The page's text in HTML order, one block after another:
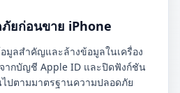
ยก่อนขาย iPhone
มูลสำคัญและล้างข้อมูลในเครื่อง
จากบัญชี Apple ID และปิดฟังก์ชัน
ไปตามมาตรฐานความปลอดภัย